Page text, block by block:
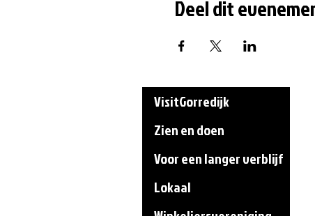
Deel dit
VisitGorredijk
Zien en doen
Voor een langer verblijf
Lokaal